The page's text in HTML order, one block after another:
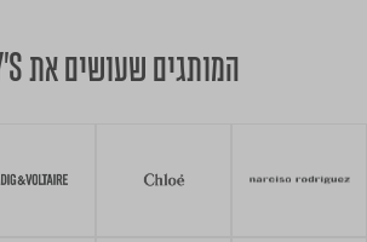
המותגים שעושים את ONLY'S